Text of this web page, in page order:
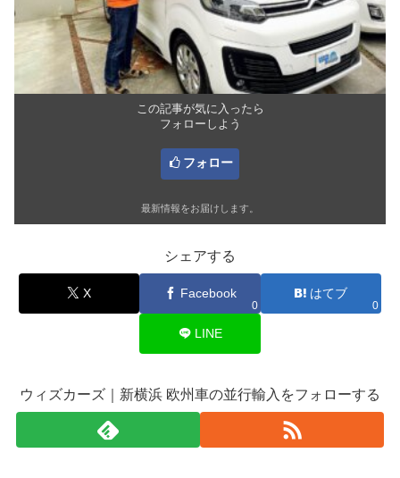
この記事が気に入ったら
フォローしよう
フォロー
最新情報をお届けします。
シェアする
X Facebook
0
はてブ
0
LINE
ウィズカーズ｜新横浜 欧州車の並行輸入をフォローする